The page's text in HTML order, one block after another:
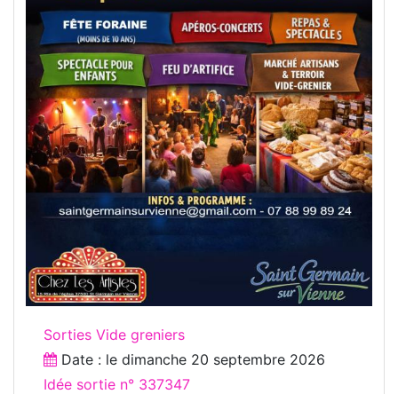
Sorties Vide greniers
Date : le dimanche 20 septembre 2026
Idée sortie n° 337347